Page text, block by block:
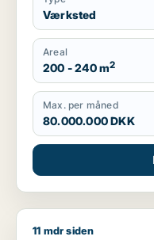
Værksted
Areal
200 - 240 m2
Max. per måned
80.000.000 DKK
Rasmus søger lager
11 mdr siden